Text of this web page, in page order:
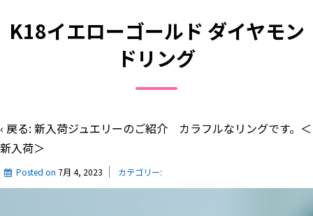
K18イエローゴールド ダイヤモン
ドリング
‹ 戻る: 新入荷ジュエリーのご紹介 カラフルなリングです。＜
新入荷＞
Posted on 7月 4, 2023 カテゴリー: